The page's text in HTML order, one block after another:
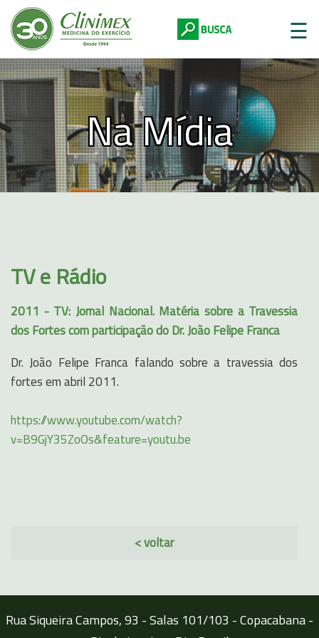
☰
Digite abaixo:
Na Mídia
TV e Rádio
2011 - TV: Jornal Nacional. Matéria sobre a Travessia
dos Fortes com participação do Dr. João Felipe Franca
Dr. João Felipe Franca falando sobre a travessia dos
fortes em abril 2011.
https://www.youtube.com/watch?
v=B9GjY35ZoOs&feature=youtu.be
< voltar
Rua Siqueira Campos, 93 - Salas 101/103 - Copacabana -